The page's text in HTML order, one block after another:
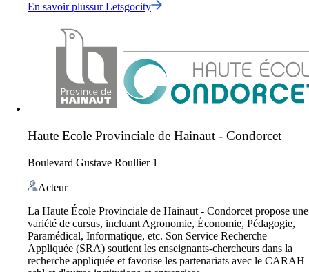
En savoir plussurLetsgocity
Haute Ecole Provinciale de Hainaut - Condorcet
Boulevard Gustave Roullier 1
Acteur
La Haute École Provinciale de Hainaut - Condorcet propose une
variété de cursus, incluant Agronomie, Économie, Pédagogie,
Paramédical, Informatique, etc. Son Service Recherche
Appliquée (SRA) soutient les enseignants-chercheurs dans la
recherche appliquée et favorise les partenariats avec le CARAH